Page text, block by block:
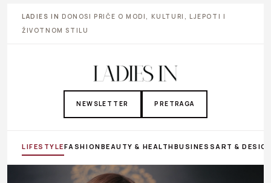
LADIES IN DONOSI PRIČE O MODI, KULTURI, LJEPOTI I
ŽIVOTNOM STILU
NEWSLETTER PRETRAGA
LIFESTYLEFASHIONBEAUTY & HEALTHBUSINESS ART &